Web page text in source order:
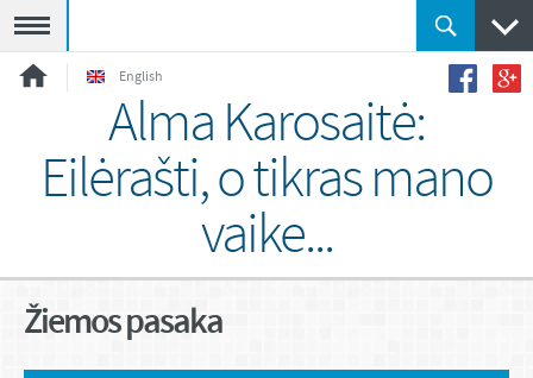
English
Alma Karosaitė:
Eilėrašti, o tikras mano
vaike...
Žiemos pasaka